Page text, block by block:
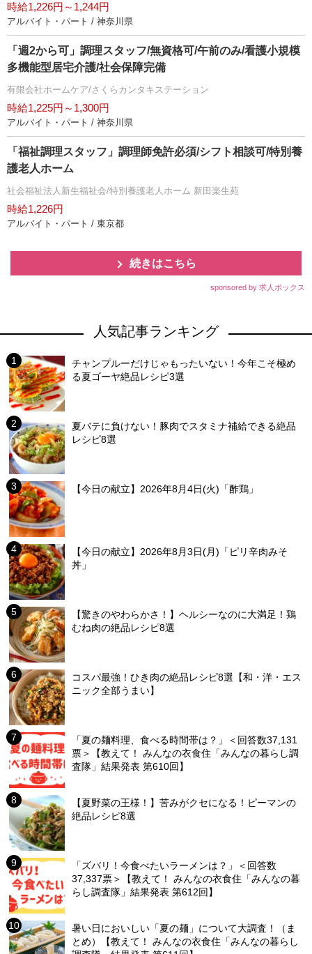
時給1,226円～1,244円
アルバイト・パート / 神奈川県
「週2から可」調理スタッフ/無資格可/午前のみ/看護小規模
多機能型居宅介護/社会保障完備
有限会社ホームケア/さくらカンタキステーション
時給1,225円～1,300円
アルバイト・パート / 神奈川県
「福祉調理スタッフ」調理師免許必須/シフト相談可/特別養
護老人ホーム
社会福祉法人新生福祉会/特別養護老人ホーム 新田楽生苑
時給1,226円
アルバイト・パート / 東京都
続きはこちら
sponsored by 求人ボックス
人気記事ランキング
チャンプルーだけじゃもったいない！今年こそ極め
る夏ゴーヤ絶品レシピ3選
夏バテに負けない！豚肉でスタミナ補給できる絶品
レシピ8選
【今日の献立】2026年8月4日(火)「酢鶏」
【今日の献立】2026年8月3日(月)「ピリ辛肉みそ
丼」
【驚きのやわらかさ！】ヘルシーなのに大満足！鶏
むね肉の絶品レシピ8選
コスパ最強！ひき肉の絶品レシピ8選【和・洋・エス
ニック全部うまい】
「夏の麺料理、食べる時間帯は？」＜回答数37,131
票＞【教えて！ みんなの衣食住「みんなの暮らし調
査隊」結果発表 第610回】
【夏野菜の王様！】苦みがクセになる！ピーマンの
絶品レシピ8選
「ズバリ！今食べたいラーメンは？」＜回答数
37,337票＞【教えて！ みんなの衣食住「みんなの暮
らし調査隊」結果発表 第612回】
暑い日においしい「夏の麺」について大調査！（ま
とめ）【教えて！ みんなの衣食住「みんなの暮らし